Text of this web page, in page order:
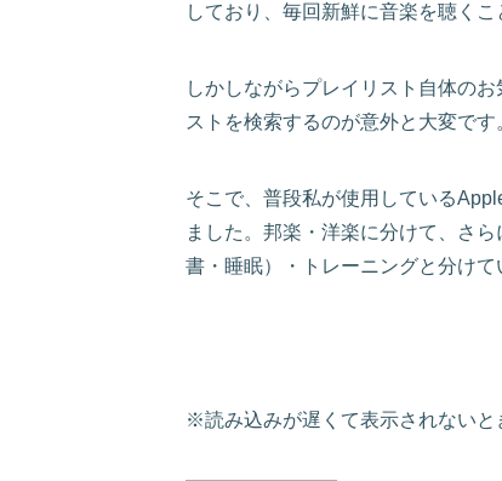
しており、毎回新鮮に音楽を聴く
しかしながらプレイリスト自体の
ストを検索するのが意外と大変です
そこで、普段私が使用している
ました。邦楽・洋楽に分けて、さ
書・睡眠）・トレーニングと分け
※読み込みが遅くて表示されないと